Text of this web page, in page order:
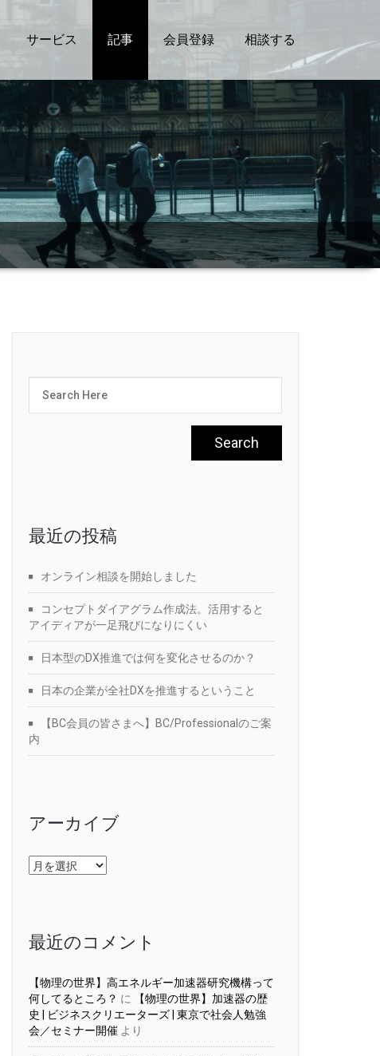
サービス 記事 会員登録 相談する
最近の投稿
オンライン相談を開始しました
コンセプトダイアグラム作成法。活用すると
アイディアが一足飛びになりにくい
日本型のDX推進では何を変化させるのか？
日本の企業が全社DXを推進するということ
【BC会員の皆さまへ】BC/Professionalのご案
内
アーカイブ
ア
ー
最近のコメント
【物理の世界】高エネルギー加速器研究機構って
何してるところ？ に
【物理の世界】加速器の歴
史 | ビジネスクリエーターズ | 東京で社会人勉強
会／セミナー開催 より